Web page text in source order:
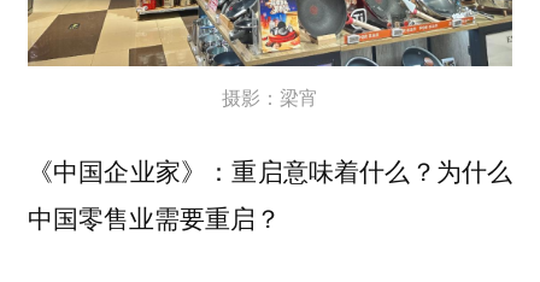
摄影：梁宵
《中国企业家》：重启意味着什么？为什么
中国零售业需要重启？